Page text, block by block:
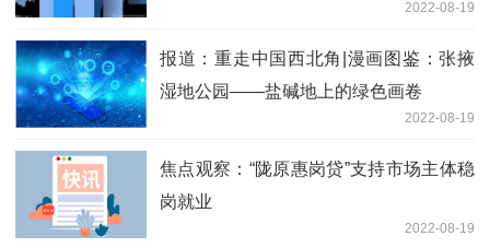
2022-08-19
报道：重走中国西北角|漫画图鉴：张掖
湿地公园——盐碱地上的绿色画卷
2022-08-19
焦点观察：“陇原惠岗贷”支持市场主体稳
岗就业
2022-08-19